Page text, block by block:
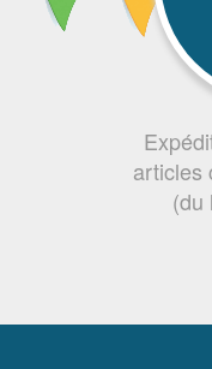
articles
(du